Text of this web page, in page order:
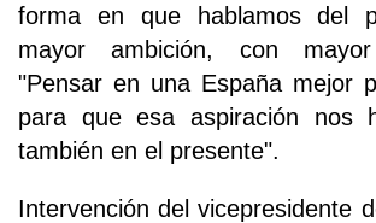
forma en que hablamos del
mayor ambición, con mayor
"Pensar en una España mejor
para que esa aspiración nos
también en el presente".
Intervención del vicepresidente